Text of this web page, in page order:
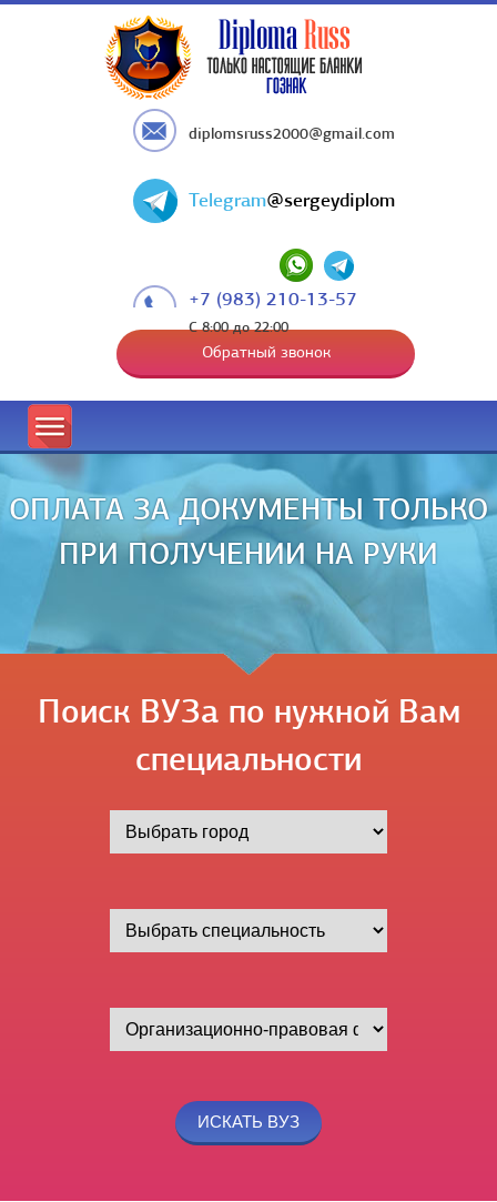
diplomsruss2000@gmail.com
Telegram@sergeydiplom
+7 (983) 210-13-57
С 8:00 до 22:00
Обратный звонок
ОПЛАТА ЗА ДОКУМЕНТЫ ТОЛЬКО
ПРИ ПОЛУЧЕНИИ НА РУКИ
Поиск ВУЗа по нужной Вам
специальности